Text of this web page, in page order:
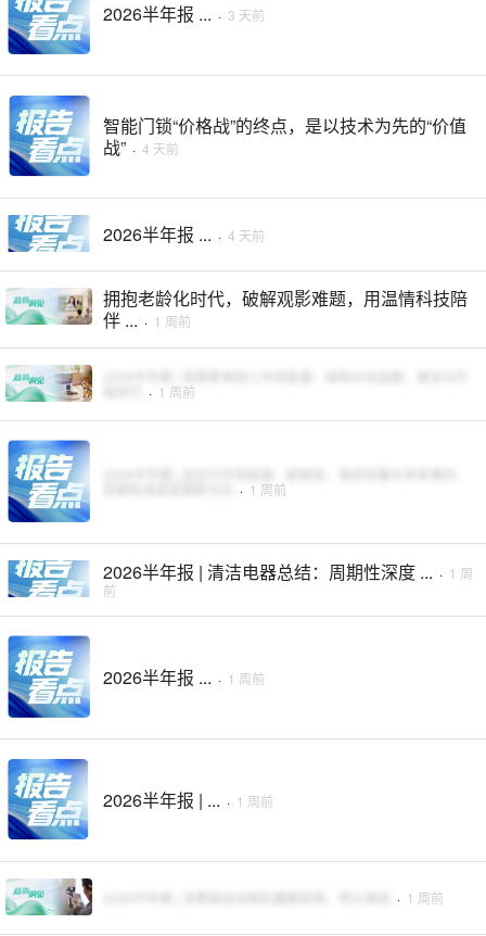
2026半年报 ... · 3 天前
智能门锁“价格战”的终点，是以技术为先的“价值
战” · 4 天前
2026半年报 ... · 4 天前
拥抱老龄化时代，破解观影难题，用温情科技陪
伴 ... · 1 周前
· 1 周前
· 1 周前
2026半年报 | 清洁电器总结：周期性深度 ... · 1 周
前
2026半年报 ... · 1 周前
2026半年报 | ... · 1 周前
· 1 周前